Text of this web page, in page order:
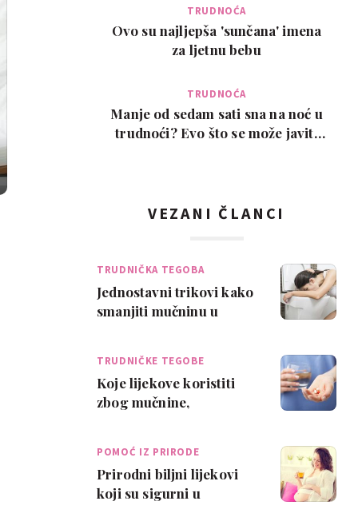
TRUDNOĆA
Ovo su najljepša 'sunčana' imena
za ljetnu bebu
TRUDNOĆA
Manje od sedam sati sna na noć u
trudnoći? Evo što se može javiti
VEZANI ČLANCI
TRUDNIČKA TEGOBA
Jednostavni trikovi kako
smanjiti mučninu u
TRUDNIČKE TEGOBE
Koje lijekove koristiti
zbog mučnine,
POMOĆ IZ PRIRODE
Prirodni biljni lijekovi
koji su sigurni u